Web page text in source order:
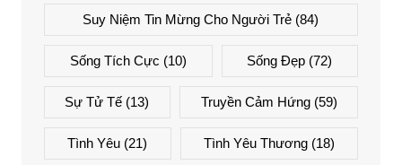
Suy Niệm Tin Mừng Cho Người Trẻ (84)
Sống Tích Cực (10) Sống Đẹp (72)
Sự Tử Tế (13) Truyền Cảm Hứng(59)
Tình Yêu (21) Tình Yêu Thương(18)